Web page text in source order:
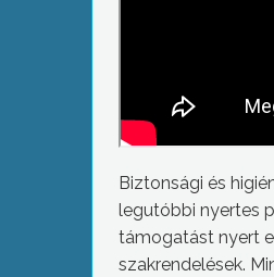
Biztonsági és
legutóbbi nyertes
támogatást nyert
szakrendelések.